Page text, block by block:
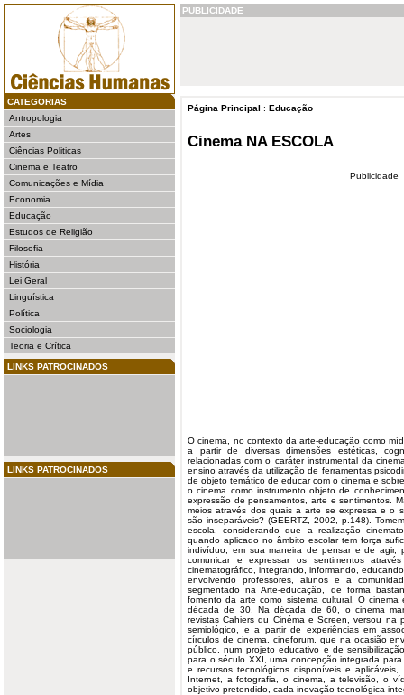
CATEGORIAS
Antropologia
Artes
Ciências Politicas
Cinema e Teatro
Comunicações e Mídia
Economia
Educação
Estudos de Religião
Filosofia
História
Lei Geral
Linguística
Política
Sociologia
Teoria e Crítica
LINKS PATROCINADOS
LINKS PATROCINADOS
PUBLICIDADE
Página Principal : Educação
Cinema NA ESCOLA
Publicidade
Ocinema
, no contexto da arte-educação como
a partir de diversas dimensões estéticas,
relacionadas com o caráter instrumental da
ensino através da utilização de ferramentas
de objeto temático de educar com o cinema e
o cinema como instrumento objeto de
expressão de pensamentos, arte e sentimentos.
meios através dos quais a arte se expressa e o
são inseparáveis? (GEERTZ, 2002, p.148).
escola , considerando que a realização
quando aplicado no âmbito escolar tem força
indivíduo, em sua maneira de pensar e de agir,
comunicar e expressar os sentimentos
cinematográfico, integrando, informando,
envolvendo professores, alunos e a
segmentado na Arte-educação, de forma
fomento da arte como sistema cultural. O
década de 30. Na década de 60, o cinema
revistas Cahiers du Cinéma e Screen, versou
semiológico, e a partir de experiências em
círculos de cinema, cineforum, que na ocasião
público, num projeto educativo e de
para o século XXI, uma concepção integrada
e recursos tecnológicos disponíveis e
Internet, a fotografia, o cinema, a televisão, o
objetivo pretendido, cada inovação tecnológica